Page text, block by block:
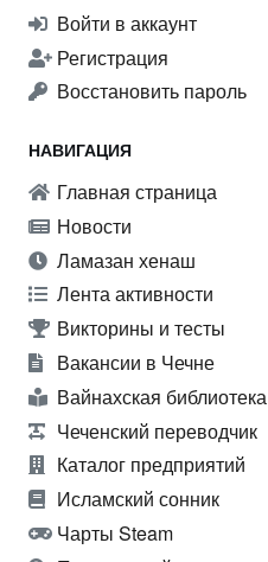
Войти в аккаунт
Регистрация
Восстановить пароль
НАВИГАЦИЯ
Главная страница
Новости
Ламазан хенаш
Лента активности
Викторины и тесты
Вакансии в Чечне
Вайнахская библиотека
Чеченский переводчик
Каталог предприятий
Исламский сонник
Чарты Steam